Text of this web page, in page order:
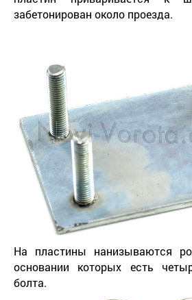
забетонирован около проезда.
На пластины нанизываются
основании которых есть
болта.